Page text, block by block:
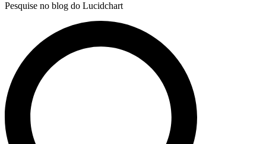
Pesquise no blog do Lucidchart